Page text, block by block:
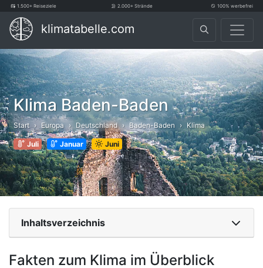
1.500+ Reiseziele 2.000+ Strände 100% werbefrei
klimatabelle.com
Klima Baden-Baden
Start Europa Deutschland Baden-Baden Klima
Juli Januar Juni
Inhaltsverzeichnis
Fakten zum Klima im Überblick